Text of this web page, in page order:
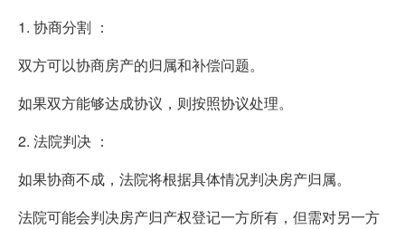
1. 协商分割 ：
双方可以协商房产的归属和补偿问题。
如果双方能够达成协议，则按照协议处理。
2. 法院判决 ：
如果协商不成，法院将根据具体情况判决房产归属。
法院可能会判决房产归产权登记一方所有，但需对另一方